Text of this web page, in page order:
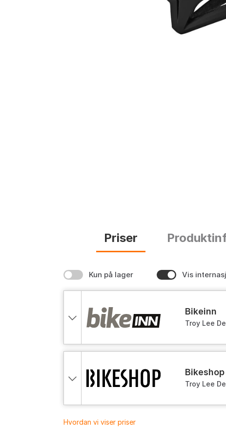
Priser
Kun på lager Vis
bikeinn
Troy Lee
bikeshop
Troy Lee
Hvordan vi viser priser